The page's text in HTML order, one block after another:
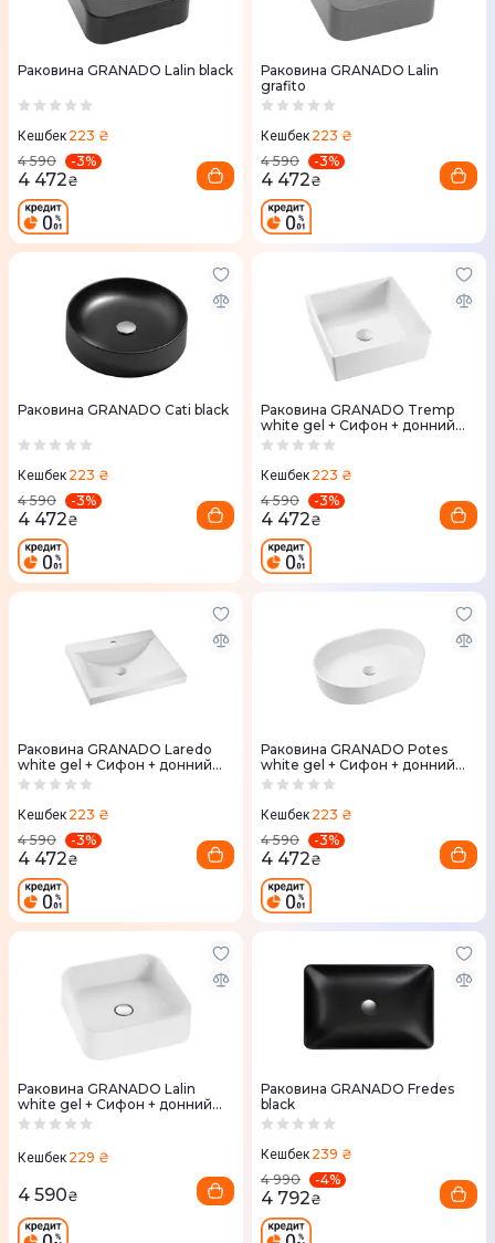
Раковина GRANADO Lalin black
Кешбек 223 ₴
4 590
-3%
4 472₴
Раковина GRANADO Lalin
grafito
Кешбек 223 ₴
4 590
-3%
4 472₴
Раковина GRANADO Cati black
Кешбек 223 ₴
4 590
-3%
4 472₴
Раковина GRANADO Tremp
white gel + Сифон + донний
клапан 65мм Nova Plast на
Кешбек 223 ₴
4 590
-3%
4 472₴
Раковина GRANADO Laredo
white gel + Сифон + донний
клапан 65мм Nova Plast на
Кешбек 223 ₴
4 590
-3%
4 472₴
Раковина GRANADO Potes
white gel + Сифон + донний
клапан 65мм Nova Plast на
Кешбек 223 ₴
4 590
-3%
4 472₴
Раковина GRANADO Lalin
white gel + Сифон + донний
клапан 65мм Nova Plast на
Кешбек 229 ₴
4 590₴
Раковина GRANADO Fredes
black
Кешбек 239 ₴
4 990
-4%
4 792₴